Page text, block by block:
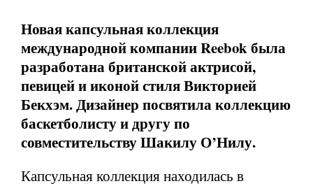
Новая капсульная коллекция
международной компанииReebokбыла
разработана британской актрисой,
певицей и иконой стиля Викторией
Бекхэм. Дизайнер посвятила коллекцию
баскетболисту и другу по
совместительству Шакилу О’Нилу.
Капсульная коллекция находилась в